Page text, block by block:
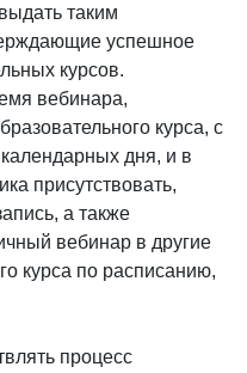
таким
успешное
курсов.
вебинара,
курса, с
дня, и в
присутствовать,
а также
вебинар в другие
курса по расписанию,
процесс